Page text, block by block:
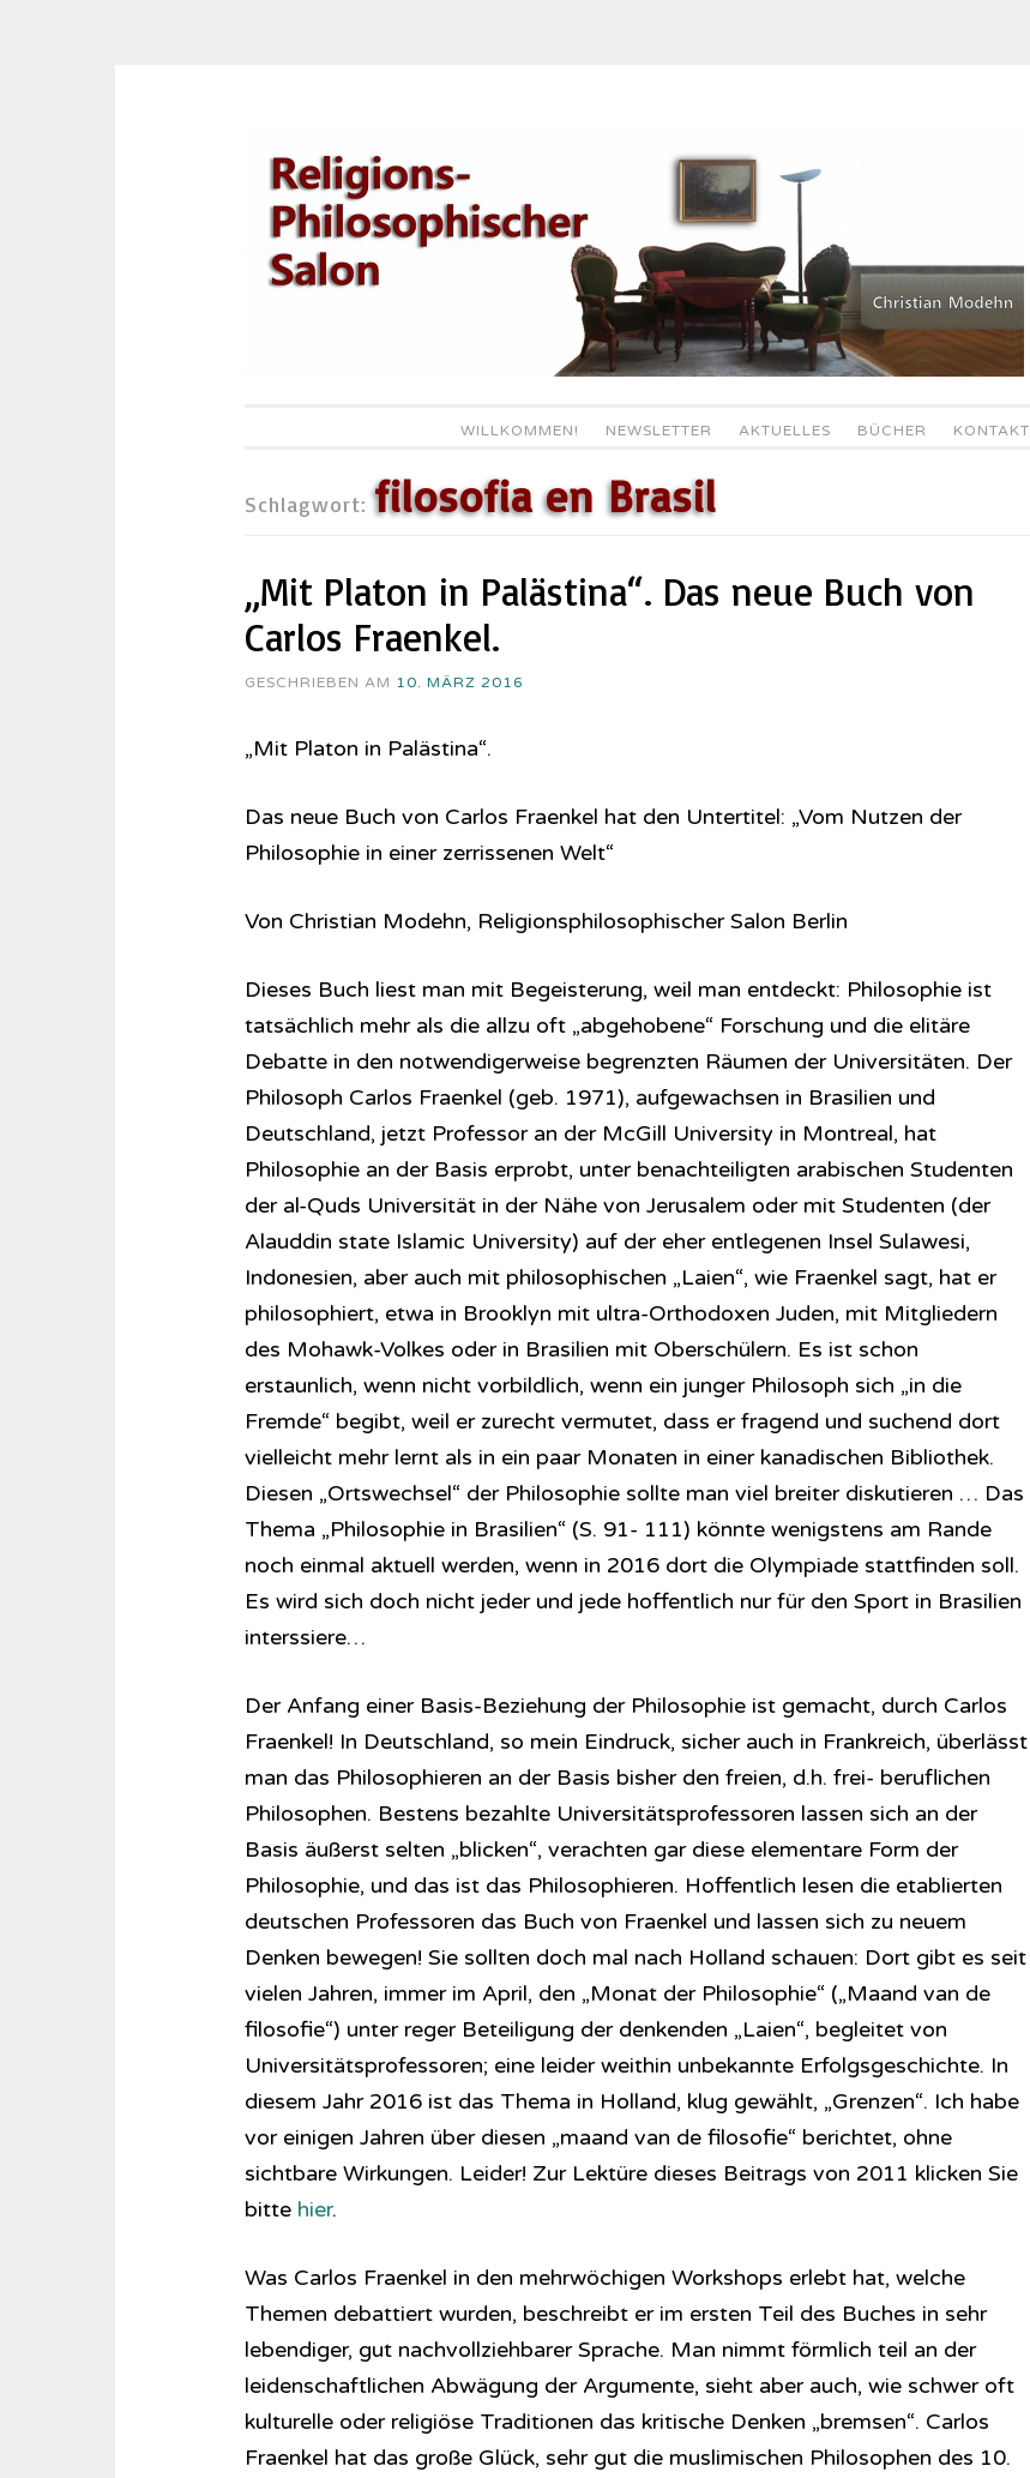
Inhalt
springen
WILLKOMMEN! NEWSLETTER AKTUELLES BÜCHER KONTAKT
Schlagwort:filosofia en Brasil
„Mit Platon in Palästina“. Das neue Buch von
Carlos Fraenkel.
GESCHRIEBEN AM 10. MÄRZ 2016
„Mit Platon in Palästina“.
Das neue Buch von Carlos Fraenkel hat den Untertitel: „Vom Nutzen der
Philosophie in einer zerrissenen Welt“
Von Christian Modehn, Religionsphilosophischer Salon Berlin
Dieses Buch liest man mit Begeisterung, weil man entdeckt: Philosophie ist
tatsächlich mehr als die allzu oft „abgehobene“ Forschung und die elitäre
Debatte in den notwendigerweise begrenzten Räumen der Universitäten. Der
Philosoph Carlos Fraenkel (geb. 1971), aufgewachsen in Brasilien und
Deutschland, jetzt Professor an der McGill University in Montreal, hat
Philosophie an der Basis erprobt, unter benachteiligten arabischen Studenten
der al-Quds Universität in der Nähe von Jerusalem oder mit Studenten (der
Alauddin state Islamic University) auf der eher entlegenen Insel Sulawesi,
Indonesien, aber auch mit philosophischen „Laien“, wie Fraenkel sagt, hat er
philosophiert, etwa in Brooklyn mit ultra-Orthodoxen Juden, mit Mitgliedern
des Mohawk-Volkes oder in Brasilien mit Oberschülern. Es ist schon
erstaunlich, wenn nicht vorbildlich, wenn ein junger Philosoph sich „in die
Fremde“ begibt, weil er zurecht vermutet, dass er fragend und suchend dort
vielleicht mehr lernt als in ein paar Monaten in einer kanadischen Bibliothek.
Diesen „Ortswechsel“ der Philosophie sollte man viel breiter diskutieren … Das
Thema „Philosophie in Brasilien“ (S. 91- 111) könnte wenigstens am Rande
noch einmal aktuell werden, wenn in 2016 dort die Olympiade stattfinden soll.
Es wird sich doch nicht jeder und jede hoffentlich nur für den Sport in Brasilien
interssiere…
Der Anfang einer Basis-Beziehung der Philosophie ist gemacht, durch Carlos
Fraenkel! In Deutschland, so mein Eindruck, sicher auch in Frankreich, überlässt
man das Philosophieren an der Basis bisher den freien, d.h. frei- beruflichen
Philosophen. Bestens bezahlte Universitätsprofessoren lassen sich an der
Basis äußerst selten „blicken“, verachten gar diese elementare Form der
Philosophie, und das ist das Philosophieren. Hoffentlich lesen die etablierten
deutschen Professoren das Buch von Fraenkel und lassen sich zu neuem
Denken bewegen! Sie sollten doch mal nach Holland schauen: Dort gibt es seit
vielen Jahren, immer im April, den „Monat der Philosophie“ („Maand van de
filosofie“) unter reger Beteiligung der denkenden „Laien“, begleitet von
Universitätsprofessoren; eine leider weithin unbekannte Erfolgsgeschichte. In
diesem Jahr 2016 ist das Thema in Holland, klug gewählt, „Grenzen“. Ich habe
vor einigen Jahren über diesen „maand van de filosofie“ berichtet, ohne
sichtbare Wirkungen. Leider! Zur Lektüre dieses Beitrags von 2011 klicken Sie
bitte hier.
Was Carlos Fraenkel in den mehrwöchigen Workshops erlebt hat, welche
Themen debattiert wurden, beschreibt er im ersten Teil des Buches in sehr
lebendiger, gut nachvollziehbarer Sprache. Man nimmt förmlich teil an der
leidenschaftlichen Abwägung der Argumente, sieht aber auch, wie schwer oft
kulturelle oder religiöse Traditionen das kritische Denken „bremsen“. Carlos
Fraenkel hat das große Glück, sehr gut die muslimischen Philosophen des 10.